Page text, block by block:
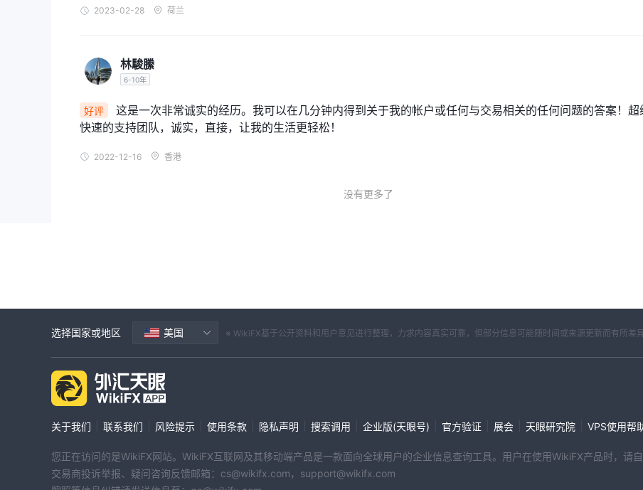
在存款和取款方面，像许多优秀的经纪人一样， Axe Market提供详细的表格，其中包含有关货币、付款方式、最低金额、到达日
没有教育版块 Axe Market网站。许多经纪商能够提供各种教育资源，如视频课程、研讨会、电子书、相关文章、提供一些交易基
知识的词汇表。这不是这种情况 Axe Market.
的客户支持 Axe Market
以下是有关客户服务的详细信息。
语言：英语、法语
服务时间：24/7
地址：2 FREDERICK STREET KINGS CROSS , LONDON, UNITED KINGDOM, WC1X 0ND
可用信息很少
高初始存款金额
有关的常见问题 Axe Market
该经纪商监管良好吗？
我需要多少金额才能在该经纪商开户？
在各种账户类型中，青铜账户的初始存款最低，为 100,000 美元。
2023-02-28 荷兰
林駿縢
6-10年
好评
这是一次非常诚实的经历。我可以在几分钟内得到关于我的帐户或任何与交易相关的任何问题的答案！超
快速的支持团队，诚实，直接，让我的生活更轻松！
2022-12-16 香港
没有更多了
选择国家或地区 美国 ※ WikiFX基于公开资料和用户意见进行整理，力求内容真实可靠，但部分信息可能随时间或来源更新而有所差
关于我们 联系我们 风险提示 使用条款 隐私声明 搜索调用 企业版(天眼号) 官方验证 展会 天眼研究院 VPS使用帮
您正在访问的是WikiFX网站。WikiFX互联网及其移动端产品是一款面向全球用户的企业信息查询工具。用户在使用WikiFX产品时，请
交易商投诉举报、疑问咨询反馈邮箱：cs@wikifx.com，support@wikifx.com